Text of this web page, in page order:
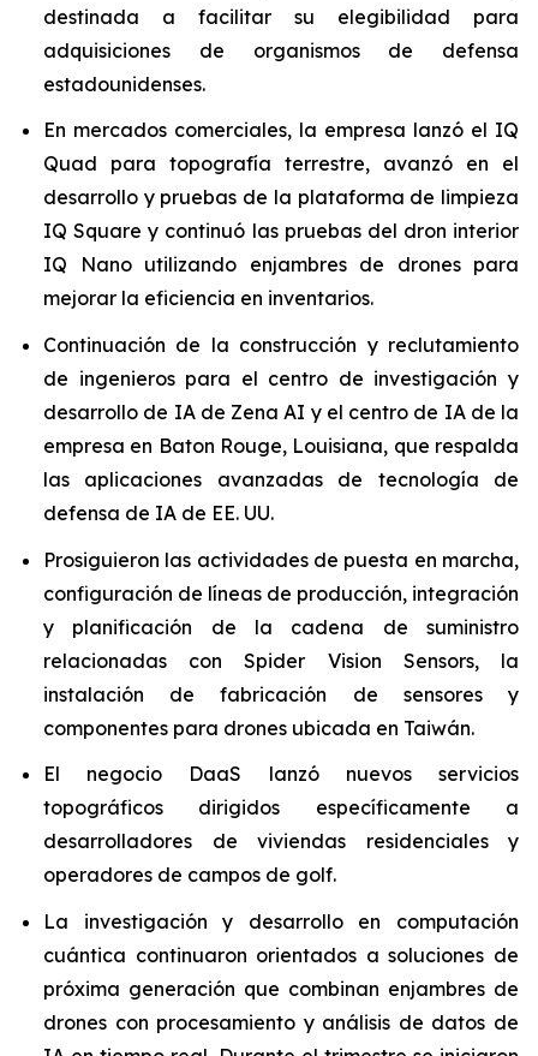
destinada a facilitar su elegibilidad para
adquisiciones de organismos de defensa
estadounidenses.
En mercados comerciales, la empresa lanzó el IQ
Quad para topografía terrestre, avanzó en el
desarrollo y pruebas de la plataforma de limpieza
IQ Square y continuó las pruebas del dron interior
IQ Nano utilizando enjambres de drones para
mejorar la eficiencia en inventarios.
Continuación de la construcción y reclutamiento
de ingenieros para el centro de investigación y
desarrollo de IA de Zena AI y el centro de IA de la
empresa en Baton Rouge, Louisiana, que respalda
las aplicaciones avanzadas de tecnología de
defensa de IA de EE. UU.
Prosiguieron las actividades de puesta en marcha,
configuración de líneas de producción, integración
y planificación de la cadena de suministro
relacionadas con Spider Vision Sensors, la
instalación de fabricación de sensores y
componentes para drones ubicada en Taiwán.
El negocio DaaS lanzó nuevos servicios
topográficos dirigidos específicamente a
desarrolladores de viviendas residenciales y
operadores de campos de golf.
La investigación y desarrollo en computación
cuántica continuaron orientados a soluciones de
próxima generación que combinan enjambres de
drones con procesamiento y análisis de datos de